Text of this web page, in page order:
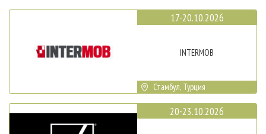
17-20.10.2026
INTERMOB
Стамбул, Турция
20-23.10.2026